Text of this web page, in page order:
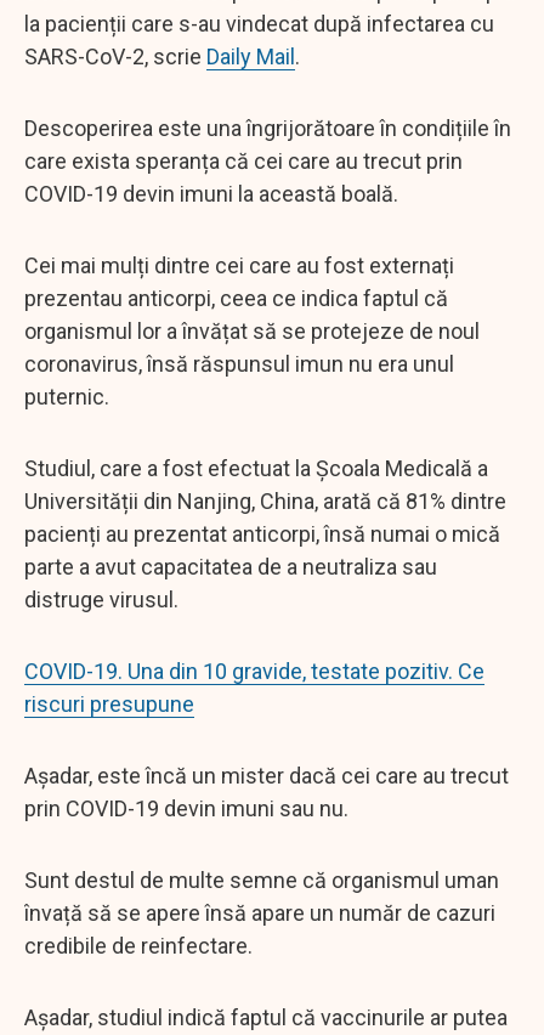
la pacienții care s-au vindecat după infectarea cu
SARS-CoV-2, scrie Daily Mail.
Descoperirea este una îngrijorătoare în condițiile în
care exista speranța că cei care au trecut prin
COVID-19 devin imuni la această boală.
Cei mai mulți dintre cei care au fost externați
prezentau anticorpi, ceea ce indica faptul că
organismul lor a învățat să se protejeze de noul
coronavirus, însă răspunsul imun nu era unul
puternic.
Studiul, care a fost efectuat la Școala Medicală a
Universității din Nanjing, China, arată că 81% dintre
pacienți au prezentat anticorpi, însă numai o mică
parte a avut capacitatea de a neutraliza sau
distruge virusul.
COVID-19. Una din 10 gravide, testate pozitiv. Ce
riscuri presupune
Așadar, este încă un mister dacă cei care au trecut
prin COVID-19 devin imuni sau nu.
Sunt destul de multe semne că organismul uman
învață să se apere însă apare un număr de cazuri
credibile de reinfectare.
Așadar, studiul indică faptul că vaccinurile ar putea